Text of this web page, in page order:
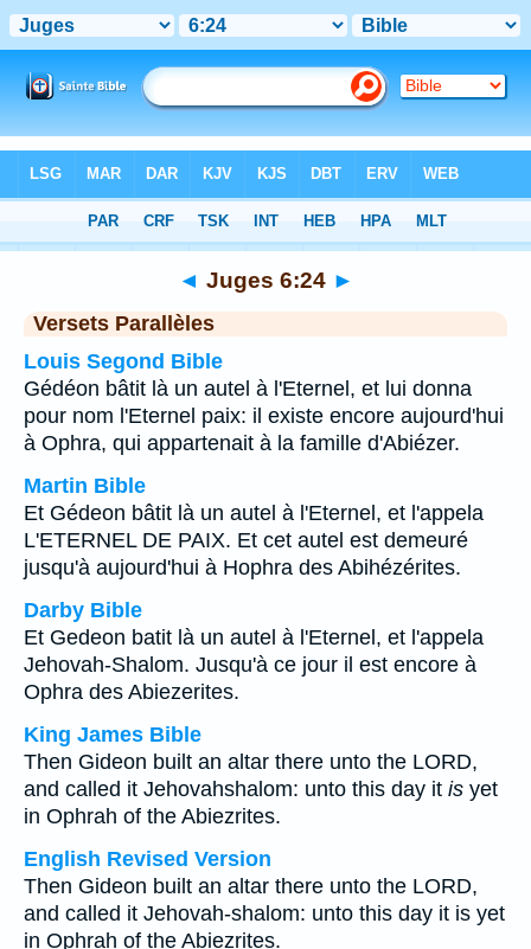
Chapitre 6> Verset 24
◄ Juges 6:24 ►
Versets Parallèles
Louis Segond Bible
Gédéon bâtit là un autel à l'Eternel, et lui donna
pour nom l'Eternel paix: il existe encore aujourd'hui
à Ophra, qui appartenait à la famille d'Abiézer.
Martin Bible
Et Gédeon bâtit là un autel à l'Eternel, et l'appela
L'ETERNEL DE PAIX. Et cet autel est demeuré
jusqu'à aujourd'hui à Hophra des Abihézérites.
Darby Bible
Et Gedeon batit là un autel à l'Eternel, et l'appela
Jehovah-Shalom. Jusqu'à ce jour il est encore à
Ophra des Abiezerites.
King James Bible
Then Gideon built an altar there unto the LORD,
and called it Jehovahshalom: unto this day it is yet
in Ophrah of the Abiezrites.
English Revised Version
Then Gideon built an altar there unto the LORD,
and called it Jehovah-shalom: unto this day it is yet
in Ophrah of the Abiezrites.